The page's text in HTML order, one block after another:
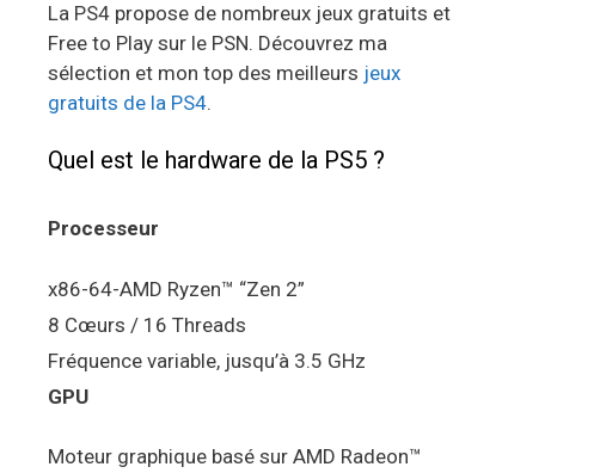
La PS4 propose de nombreux jeux gratuits et
Free to Play sur le PSN. Découvrez ma
sélection et mon top des meilleurs jeux
gratuits de la PS4.
Quel est le hardware de la PS5 ?
Processeur
x86-64-AMD Ryzen™ “Zen 2”
8 Cœurs / 16 Threads
Fréquence variable, jusqu’à 3.5 GHz
GPU
Moteur graphique basé sur AMD Radeon™